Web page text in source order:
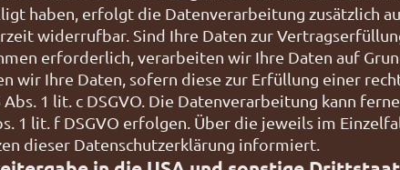
haben, erfolgt die Datenverarbeitung zusätzlich auf
widerrufbar. Sind Ihre Daten zur
erforderlich, verarbeiten wir Ihre Daten auf
wir Ihre Daten, sofern diese zur Erfüllung einer
1 lit. c DSGVO. Die Datenverarbeitung kann
1 lit. f DSGVO erfolgen. Über die jeweils im
dieser Datenschutzerklärung informiert.